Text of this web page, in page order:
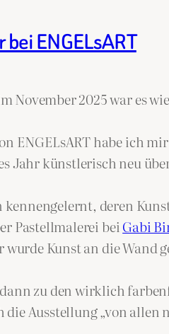
ENGELsART
November 2025 war es
ENGELsART habe ich
Jahr künstlerisch neu
kennengelernt, deren
Pastellmalerei bei Gabi
wurde Kunst an die Wand
zu den wirklich
Ausstellung „von allen